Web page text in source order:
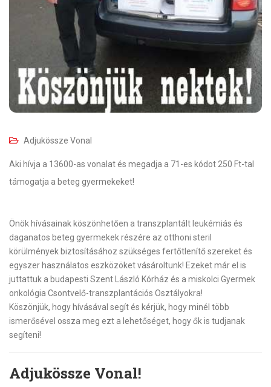
Adjukössze Vonal
Aki hívja a 13600-as vonalat és megadja a 71-es kódot 250 Ft-tal
támogatja a beteg gyermekeket!
Önök hívásainak köszönhetően a transzplantált leukémiás és
daganatos beteg gyermekek részére az otthoni steril
körülmények biztosításához szükséges fertőtlenítő szereket és
egyszer használatos eszközöket vásároltunk! Ezeket már el is
juttattuk a budapesti Szent László Kórház és a miskolci Gyermek
onkológia Csontvelő-transzplantációs Osztályokra!
Köszönjük, hogy hívásával segít és kérjük, hogy minél több
ismerősével ossza meg ezt a lehetőséget, hogy ők is tudjanak
segíteni!
Adjukössze Vonal!